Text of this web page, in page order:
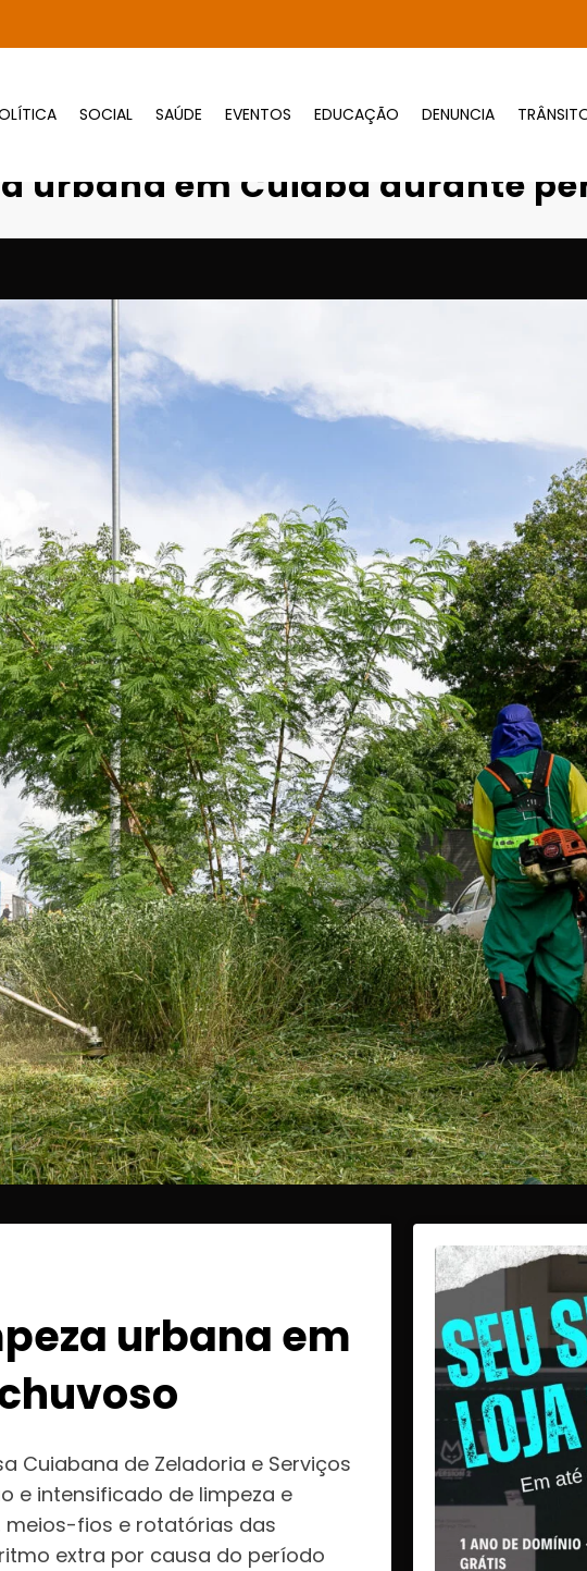
SOCIAL SAÚDE EVENTOS EDUCAÇÃO DENUNCIA
intensifica limpeza urbana em Cuiabá durante
urbana em Cuiabá durante
urbana em
Cuiabana de Zeladoria e Serviços
e intensificado de limpeza e
meios-fios e rotatórias das
extra por causa do período